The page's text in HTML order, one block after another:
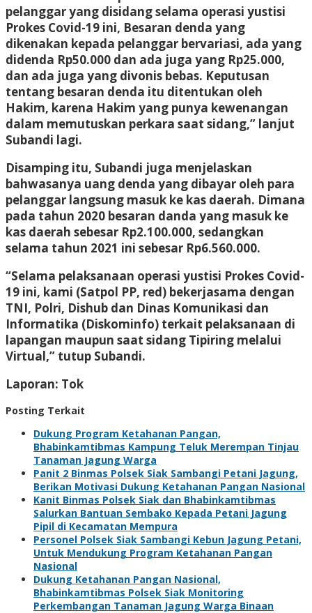
pelanggar yang disidang selama operasi yustisi
Prokes Covid-19 ini, Besaran denda yang
dikenakan kepada pelanggar bervariasi, ada yang
didenda Rp50.000 dan ada juga yang Rp25.000,
dan ada juga yang divonis bebas. Keputusan
tentang besaran denda itu ditentukan oleh
Hakim, karena Hakim yang punya kewenangan
dalam memutuskan perkara saat sidang,” lanjut
Subandi lagi.
Disamping itu, Subandi juga menjelaskan
bahwasanya uang denda yang dibayar oleh para
pelanggar langsung masuk ke kas daerah. Dimana
pada tahun 2020 besaran danda yang masuk ke
kas daerah sebesar Rp2.100.000, sedangkan
selama tahun 2021 ini sebesar Rp6.560.000.
“Selama pelaksanaan operasi yustisi Prokes Covid-
19 ini, kami (Satpol PP, red) bekerjasama dengan
TNI, Polri, Dishub dan Dinas Komunikasi dan
Informatika (Diskominfo) terkait pelaksanaan di
lapangan maupun saat sidang Tipiring melalui
Virtual,” tutup Subandi.
Laporan: Tok
Posting Terkait
Dukung Program Ketahanan Pangan,
Bhabinkamtibmas Kampung Teluk Merempan Tinjau
Tanaman Jagung Warga
Panit 2 Binmas Polsek Siak Sambangi Petani Jagung,
Berikan Motivasi Dukung Ketahanan Pangan Nasional
Kanit Binmas Polsek Siak dan Bhabinkamtibmas
Salurkan Bantuan Sembako Kepada Petani Jagung
Pipil di Kecamatan Mempura
Personel Polsek Siak Sambangi Kebun Jagung Petani,
Untuk Mendukung Program Ketahanan Pangan
Nasional
Dukung Ketahanan Pangan Nasional,
Bhabinkamtibmas Polsek Siak Monitoring
Perkembangan Tanaman Jagung Warga Binaan